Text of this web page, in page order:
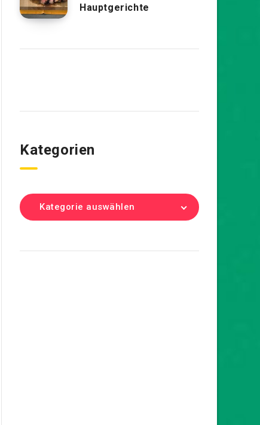
Hauptgerichte
Kategorien
Kategorie auswählen